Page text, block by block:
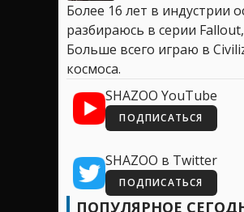
Более 16 лет в индустрии
разбираюсь в серии
Больше всего играю в
космоса.
SHAZOO YouTube
ПОДПИСАТЬСЯ
SHAZOO в Twitter
ПОДПИСАТЬСЯ
ПОПУЛЯРНОЕ